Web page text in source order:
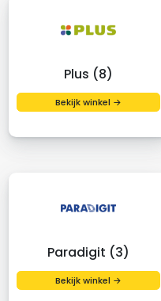
Plus (8)
Bekijk winkel →
Paradigit (3)
Bekijk winkel →